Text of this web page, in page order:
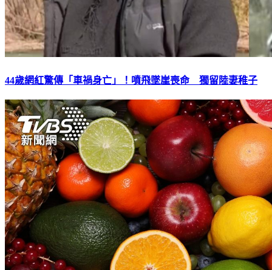
44歲網紅驚傳「車禍身亡」！噴飛墜崖喪命 獨留陸妻稚子